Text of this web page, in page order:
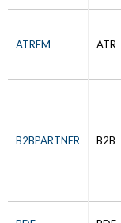
ATREM ATR
B2BPARTNER B2B